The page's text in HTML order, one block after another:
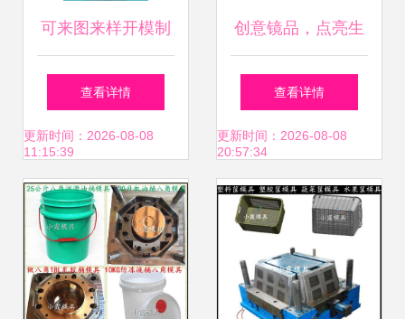
可来图来样开模制
造多款一次成型吹
塑产品 台州市黄岩
松本塑料模具厂的
专业化妆品包装解
决方案
查看详情
更新时间：2026-08-08
11:15:39
创意镜品，点亮生
活 超佰业厂家直销
多功能镜子系列
查看详情
更新时间：2026-08-08
20:57:34